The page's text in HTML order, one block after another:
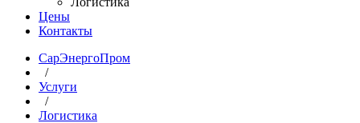
Цены
Контакты
СарЭнергоПром
/
Услуги
/
Логистика